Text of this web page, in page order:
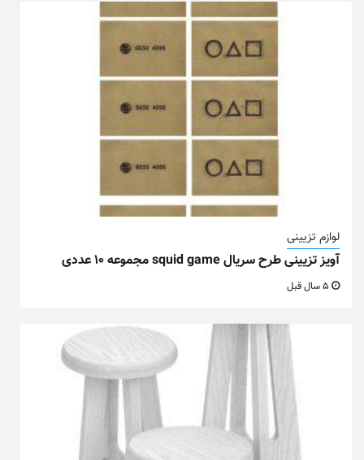
لوازم تزیینی
آویز تزیینی طرح سریال squid game مجموعه ۱۰ عددی